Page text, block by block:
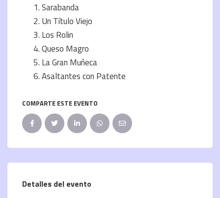
Sarabanda
Un Título Viejo
Los Rolin
Queso Magro
La Gran Muñeca
Asaltantes con Patente
COMPARTE ESTE EVENTO
Detalles del evento